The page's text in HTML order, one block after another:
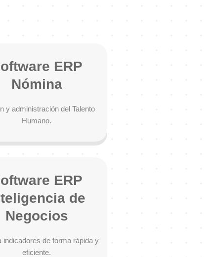
ERP
Nómina
y administración del Talento
Humano.
ERP
de
Negocios
indicadores de forma rápida y
eficiente.